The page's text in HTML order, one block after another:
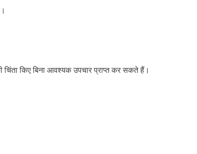
किए बिना आवश्यक उपचार प्राप्त कर सकते हैं।